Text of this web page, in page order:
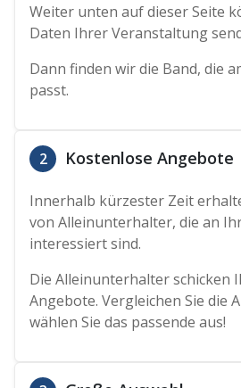
Weiter unten auf dieser Seite
Daten Ihrer Veranstaltung
Dann finden wir die Band, die
passt.
2 Kostenlose Angebote
Innerhalb kürzester Zeit
von Alleinunterhalter, die an
interessiert sind.
Die Alleinunterhalter schicken
Angebote. Vergleichen Sie die
wählen Sie das passende aus!